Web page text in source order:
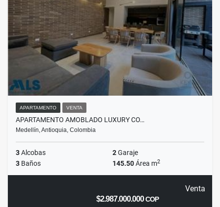
APARTAMENTO VENTA
APARTAMENTO AMOBLADO LUXURY CO…
Medellín, Antioquia, Colombia
3Alcobas 2Garaje
3 Baños 145.50Área m2
Venta
$2.987.000.000COP